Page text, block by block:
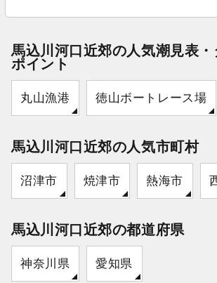
馬込川河口近郊の人気潮見表・
ポイント
丸山漁港 徳山ボートレース場
馬込川河口近郊の人気市町村
沼津市 焼津市 熱海市
馬込川河口近郊の都道府県
神奈川県 愛知県